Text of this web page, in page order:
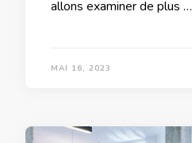
allons examiner de plus …
MAI 16, 2023